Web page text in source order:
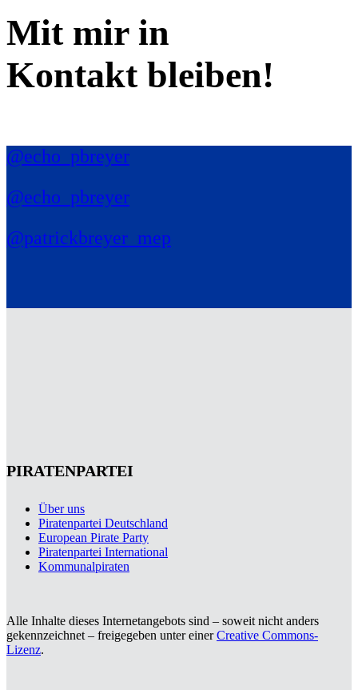
Mit mir in
Kontakt bleiben!
@echo_pbreyer
@echo_pbreyer
@patrickbreyer_mep
PIRATENPARTEI
Über uns
Piratenpartei Deutschland
European Pirate Party
Piratenpartei International
Kommunalpiraten
Alle Inhalte dieses Internetangebots sind – soweit nicht anders
gekennzeichnet – freigegeben unter einerCreative Commons-
Lizenz.